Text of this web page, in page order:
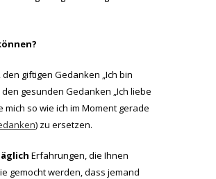
den giftigen Gedanken „Ich bin
gesunden Gedanken „Ich liebe
so wie ich im Moment gerade
) zu ersetzen.
Erfahrungen, die Ihnen
gemocht werden, dass jemand